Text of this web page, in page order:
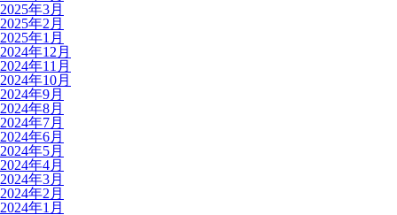
2025年3月
2025年2月
2025年1月
2024年12月
2024年11月
2024年10月
2024年9月
2024年8月
2024年7月
2024年6月
2024年5月
2024年4月
2024年3月
2024年2月
2024年1月